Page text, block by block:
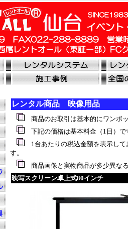
レンタル商品 映像用品
商品のお取引は基本的にワンボ
下記の価格は基本料金（1日）
1台あたりの税込金額を表示して
す。
商品画像と実物商品が多少異な
映写スクリーン卓上式80インチ